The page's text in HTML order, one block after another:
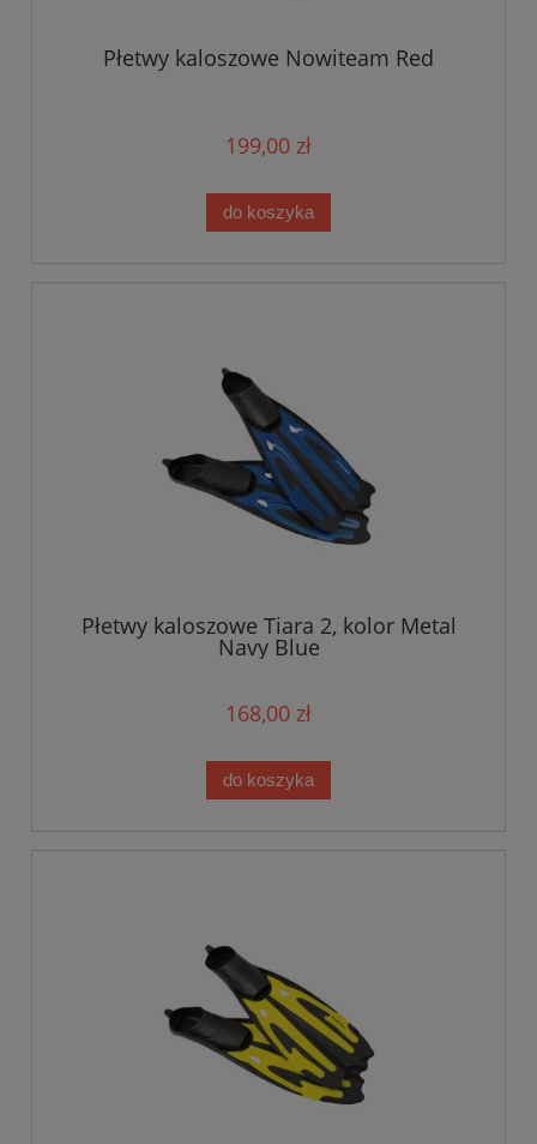
Płetwy kaloszowe Nowiteam Red
199,00 zł
do koszyka
Płetwy kaloszowe Tiara 2, kolor Metal
Navy Blue
168,00 zł
do koszyka